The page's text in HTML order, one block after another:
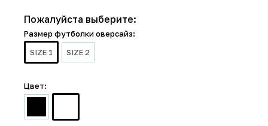
Пожалуйста выберите:
Размер футболки оверсайз:
SIZE 1
SIZE 2
Цвет: